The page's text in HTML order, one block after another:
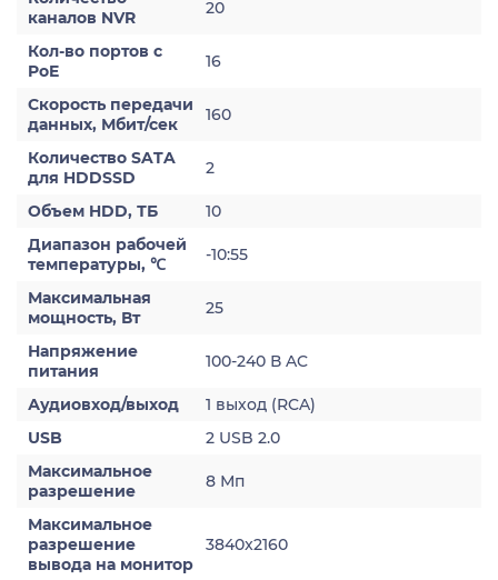
каналов NVR
20
Кол-во портов с
PoE
16
Скорость передачи
данных, Мбит/сек
160
Количество SATA
для HDDSSD
2
Объем HDD, ТБ
10
Диапазон рабочей
температуры, ℃
-10:55
Максимальная
мощность, Вт
25
Напряжение
питания
100-240 В AC
Аудиовход/выход
1 выход (RCA)
USB
2 USB 2.0
Максимальное
разрешение
8 Мп
Максимальное
разрешение
вывода на монитор
3840x2160